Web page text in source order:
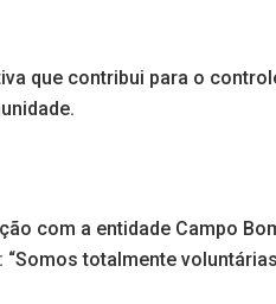
que contribui para o
com a entidade Campo
totalmente voluntárias